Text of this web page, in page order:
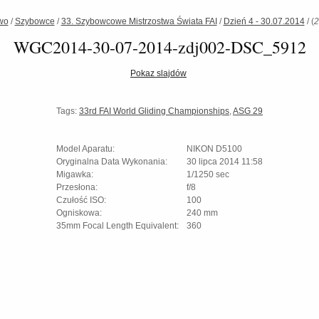
/Szybowce /33. Szybowcowe Mistrzostwa Świata FAI / Dzień 4 - 30.07.2014/(
WGC2014-30-07-2014-zdj002-DSC_5912
Pokaz slajdów
Tags: 33rd FAI World Gliding Championships,ASG 29
Model Aparatu:
NIKON D5100
Oryginalna Data Wykonania:
30 lipca 2014 11:58
Migawka:
1/1250 sec
Przesłona:
f/8
Czułość ISO:
100
Ogniskowa:
240 mm
35mm Focal Length Equivalent:
360